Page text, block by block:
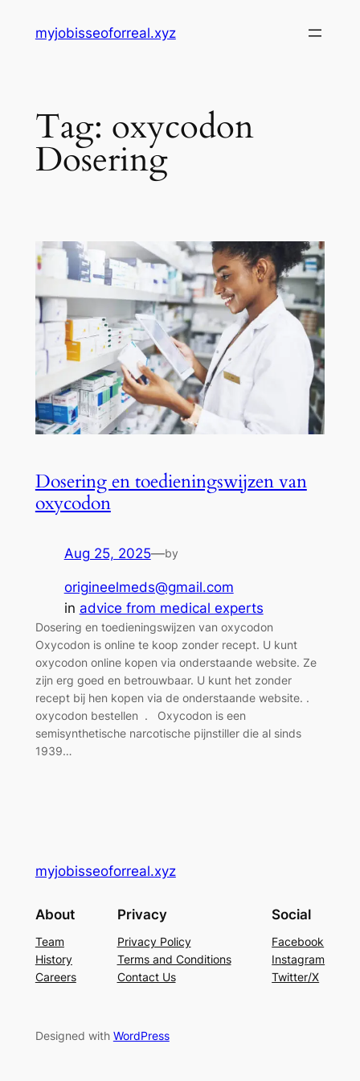
myjobisseoforreal.xyz
Tag: oxycodon
Dosering
Dosering en toedieningswijzen van
oxycodon
Aug 25, 2025—by
origineelmeds@gmail.com
in advice from medical experts
Dosering en toedieningswijzen van oxycodon
Oxycodon is online te koop zonder recept. U kunt
oxycodon online kopen via onderstaande website. Ze
zijn erg goed en betrouwbaar. U kunt het zonder
recept bij hen kopen via de onderstaande website. .
oxycodon bestellen . Oxycodon is een
semisynthetische narcotische pijnstiller die al sinds
1939…
myjobisseoforreal.xyz
About
Team
History
Careers
Privacy
Privacy Policy
Terms and Conditions
Contact Us
Social
Facebook
Instagram
Twitter/X
Designed with WordPress